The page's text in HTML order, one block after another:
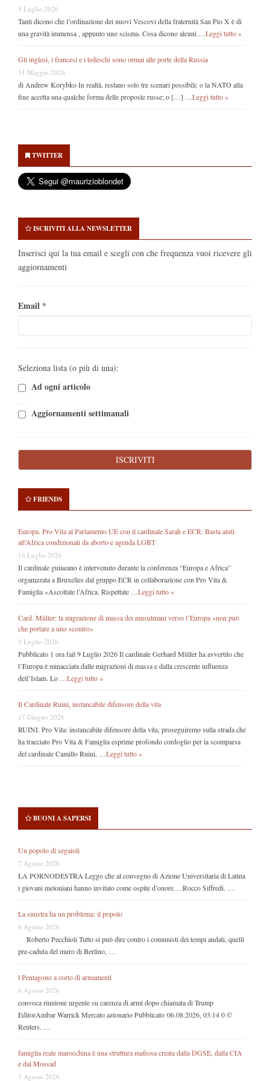
5 Luglio 2026
Tanti dicono che l’ordinazione dei nuovi Vescovi della fraternità San Pio X è di
una gravità immensa , appunto uno scisma. Cosa dicono alcuni …Leggi tutto »
Gli inglesi, i francesi e i tedeschi sono ormai alle porte della Russia
31 Maggio 2026
di Andrew Korybko In realtà, restano solo tre scenari possibili: o la NATO alla
fine accetta una qualche forma delle proposte russe; o […] …Leggi tutto »
Sidebar
TWITTER
ISCRIVITI ALLA NEWSLETTER
Inserisci qui la tua email e scegli con che frequenza vuoi ricevere gli
aggiornamenti
Email *
Seleziona lista (o più di una):
Ad ogni articolo
Aggiornamenti settimanali
FRIENDS
Europa. Pro Vita al Parlamento UE con il cardinale Sarah e ECR: Basta aiuti
all’Africa condizionati da aborto e agenda LGBT
16 Luglio 2026
Il cardinale guineano è intervenuto durante la conferenza “Europa e Africa”
organizzata a Bruxelles dal gruppo ECR in collaborazione con Pro Vita &
Famiglia «Ascoltate l’Africa. Rispettate …Leggi tutto »
Card. Müller: la migrazione di massa dei musulmani verso l’Europa «non può
che portare a uno scontro»
9 Luglio 2026
Pubblicato 1 ora fail 9 Luglio 2026 Il cardinale Gerhard Müller ha avvertito che
l’Europa è minacciata dalle migrazioni di massa e dalla crescente influenza
dell’Islam. Lo …Leggi tutto »
Il Cardinale Ruini, instancabile difensore della vita
17 Giugno 2026
RUINI. Pro Vita: instancabile difensore della vita, proseguiremo sulla strada che
ha tracciato Pro Vita & Famiglia esprime profondo cordoglio per la scomparsa
del cardinale Camillo Ruini, …Leggi tutto »
BUONI A SAPERSI
Un popolo di segaioli
7 Agosto 2026
LA PORNODESTRA Leggo che al convegno di Azione Universitaria di Latina
i giovani meloniani hanno invitato come ospite d’onore….Rocco Siffredi. …
La sinistra ha un problema: il popolo
6 Agosto 2026
Roberto Pecchioli Tutto si può dire contro i comunisti dei tempi andati, quelli
pre-caduta del muro di Berlino, …
l Pentagono a corto di armamenti
6 Agosto 2026
convoca riunione urgente su carenza di armi dopo chiamata di Trump
EditorAmbar Warrick Mercato azionario Pubblicato 06.08.2026, 03:14 0 ©
Reuters. …
famiglia reale marocchina è una struttura mafiosa creata dalla DGSE, dalla CIA
e dal Mossad
5 Agosto 2026